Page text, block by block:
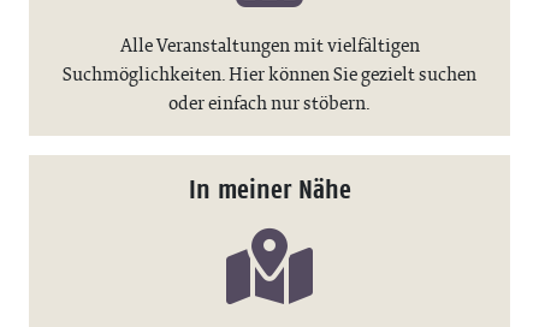
Alle Veranstaltungen mit vielfältigen
Suchmöglichkeiten. Hier können Sie gezielt suchen
oder einfach nur stöbern.
In meiner Nähe